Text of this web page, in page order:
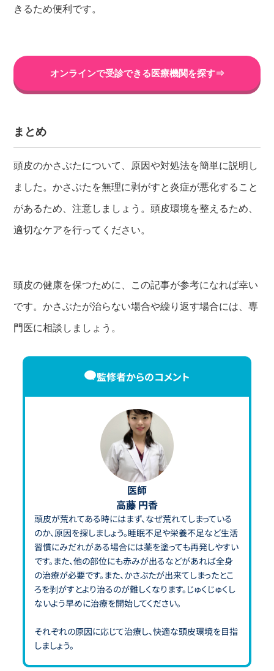
きるため便利です。
オンラインで受診できる医療機関を探す⇒
まとめ
頭皮のかさぶたについて、原因や対処法を簡単に説明し
ました。かさぶたを無理に剥がすと炎症が悪化すること
があるため、注意しましょう。頭皮環境を整えるため、
適切なケアを行ってください。
頭皮の健康を保つために、この記事が参考になれば幸い
です。かさぶたが治らない場合や繰り返す場合には、専
門医に相談しましょう。
監修者からのコメント
医師
高藤 円香
頭皮が荒れてある時にはまず、なぜ荒れてしまっている
のか、原因を探しましょう。睡眠不足や栄養不足など生活
習慣にみだれがある場合には薬を塗っても再発しやすい
です。また、他の部位にも赤みが出るなどがあれば全身
の治療が必要です。また、かさぶたが出来てしまったとこ
ろを剥がすとより治るのが難しくなります。じゅくじゅくし
ないよう早めに治療を開始してください。
それぞれの原因に応じて治療し、快適な頭皮環境を目指
しましょう。